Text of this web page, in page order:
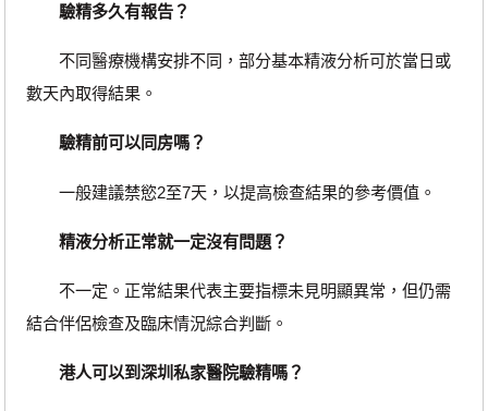
驗精多久有報告？
不同醫療機構安排不同，部分基本精液分析可於當日或
數天內取得結果。
驗精前可以同房嗎？
一般建議禁慾2至7天，以提高檢查結果的參考價值。
精液分析正常就一定沒有問題？
不一定。正常結果代表主要指標未見明顯異常，但仍需
結合伴侶檢查及臨床情況綜合判斷。
港人可以到深圳私家醫院驗精嗎？